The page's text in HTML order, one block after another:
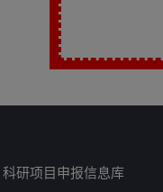
科研项目申报信息库